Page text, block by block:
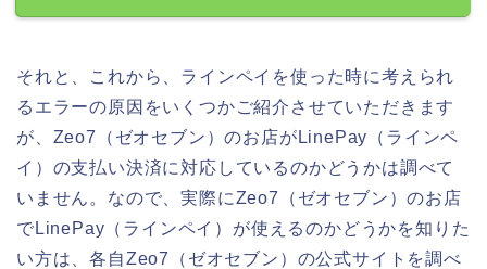
それと、これから、ラインペイを使った時に考えられ
るエラーの原因をいくつかご紹介させていただきます
が、Zeo7（ゼオセブン）のお店がLinePay（ラインペ
イ）の支払い決済に対応しているのかどうかは調べて
いません。なので、実際にZeo7（ゼオセブン）のお店
でLinePay（ラインペイ）が使えるのかどうかを知りた
い方は、各自Zeo7（ゼオセブン）の公式サイトを調べ